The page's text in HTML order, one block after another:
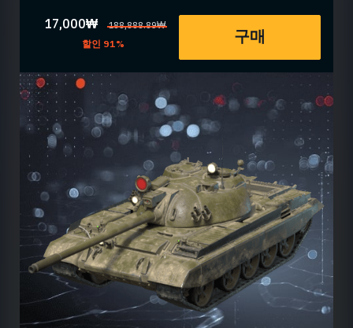
17,000₩
188,888.89₩
할인 91%
구매